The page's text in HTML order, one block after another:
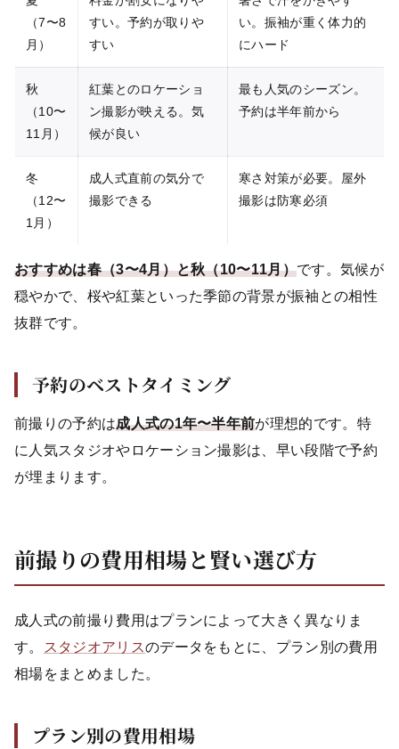
（7〜8
月）
すい。予約が取りや
すい
い。振袖が重く体力的
にハード
秋
（10〜
11月）
紅葉とのロケーショ
ン撮影が映える。気
候が良い
最も人気のシーズン。
予約は半年前から
冬
（12〜
1月）
成人式直前の気分で
撮影できる
寒さ対策が必要。屋外
撮影は防寒必須
おすすめは春（3〜4月）と秋（10〜11月）です。気候が
穏やかで、桜や紅葉といった季節の背景が振袖との相性
抜群です。
予約のベストタイミング
前撮りの予約は成人式の1年〜半年前が理想的です。特
に人気スタジオやロケーション撮影は、早い段階で予約
が埋まります。
前撮りの費用相場と賢い選び方
成人式の前撮り費用はプランによって大きく異なりま
す。
スタジオアリスのデータをもとに、プラン別の費用
相場をまとめました。
プラン別の費用相場